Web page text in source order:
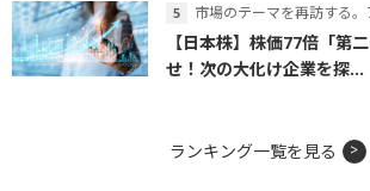
市場のテーマを再訪する。アナリ
【日本株】株価77倍「第
せ！次の大化け企業を探...
ランキング一覧を見る